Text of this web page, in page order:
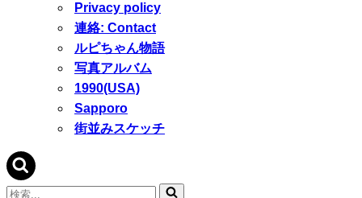
Privacy policy
連絡: Contact
ルピちゃん物語
写真アルバム
1990(USA)
Sapporo
街並みスケッチ
検